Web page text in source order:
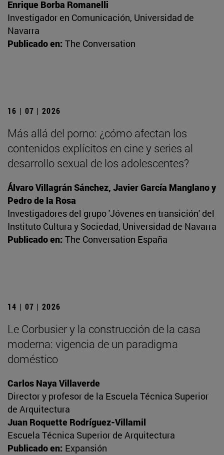
Enrique Borba Romanelli
Investigador en Comunicación, Universidad de
Navarra
Publicado en: The Conversation
16 | 07 | 2026
Más allá del porno: ¿cómo afectan los
contenidos explícitos en cine y series al
desarrollo sexual de los adolescentes?
Álvaro Villagrán Sánchez, Javier García Manglano y
Pedro de la Rosa
Investigadores del grupo 'Jóvenes en transición' del
Instituto Cultura y Sociedad, Universidad de Navarra
Publicado en: The Conversation España
14 | 07 | 2026
Le Corbusier y la construcción de la casa
moderna: vigencia de un paradigma
doméstico
Carlos Naya Villaverde
Director y profesor de la Escuela Técnica Superior
de Arquitectura
Juan Roquette Rodríguez-Villamil
Escuela Técnica Superior de Arquitectura
Publicado en: Expansión